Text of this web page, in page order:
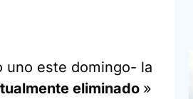
uno este domingo- la
eliminado »